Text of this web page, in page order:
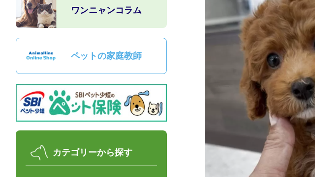
ワンニャンコラム
ペットの家庭教師
カテゴリーから探す